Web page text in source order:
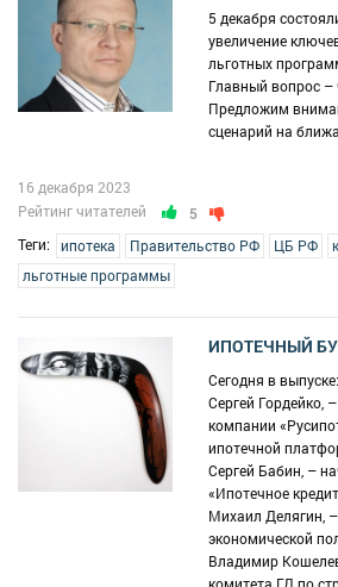
5 декабря
увеличение
льготных
Главный вопрос –
Предложим
сценарий на
Рейтинг читателей 5
16 декабря 2023
Теги: ипотека Правительство РФ ЦБ РФ
льготные программы
ИПОТЕЧНЫЙ
Сегодня в выпуске:
Сергей Гордейко,
компании
ипотечной
Сергей Бабин, –
«Ипотечное
Михаил Делягин,
экономической
Владимир